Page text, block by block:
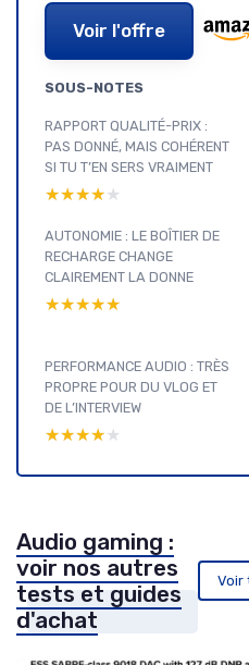
Voir l'offre
SOUS-NOTES
RAPPORT QUALITÉ-PRIX :
PAS DONNÉ, MAIS COHÉRENT
SI TU T’EN SERS VRAIMENT
★★★★★
★★★★★
AUTONOMIE : LE BOÎTIER DE
RECHARGE CHANGE
CLAIREMENT LA DONNE
★★★★★
★★★★★
PERFORMANCE AUDIO : TRÈS
PROPRE POUR DU VLOG ET
DE L’INTERVIEW
★★★★★
★★★★★
Audio gaming :
voir nos autres
tests et guides
d'achat
Voir